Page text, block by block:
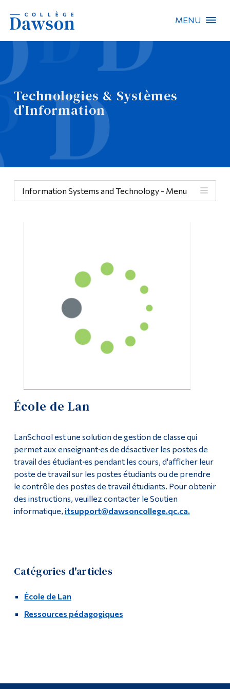
MENU
Technologies & Systèmes
d’Information
Information Systems and Technology - Menu
Ressources informatiques
Politiques et formulaires
Réalisations 2023-24
Centre multimédia
Studio multimédia
École de Lan
LanSchool est une solution de gestion de classe qui
permet aux enseignant·es de désactiver les postes de
travail des étudiant·es pendant les cours, d'afficher leur
poste de travail sur les postes étudiants ou de prendre
le contrôle des postes de travail étudiants. Pour obtenir
des instructions, veuillez contacter le Soutien
informatique, itsupport@dawsoncollege.qc.ca.
Catégories d'articles
École de Lan
Ressources pédagogiques
Recherche sur le site
Recherche de personnes
EN
Omnivox
Liens rapides
Liens
Menu principal
Formation continue
Admissions
Corps enseignant et
personnel administratif
Diplômé·es et visiteur·euses